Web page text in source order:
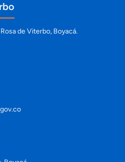
de Viterbo, Boyacá.